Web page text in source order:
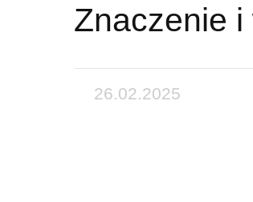
Znaczenie
26.02.2025